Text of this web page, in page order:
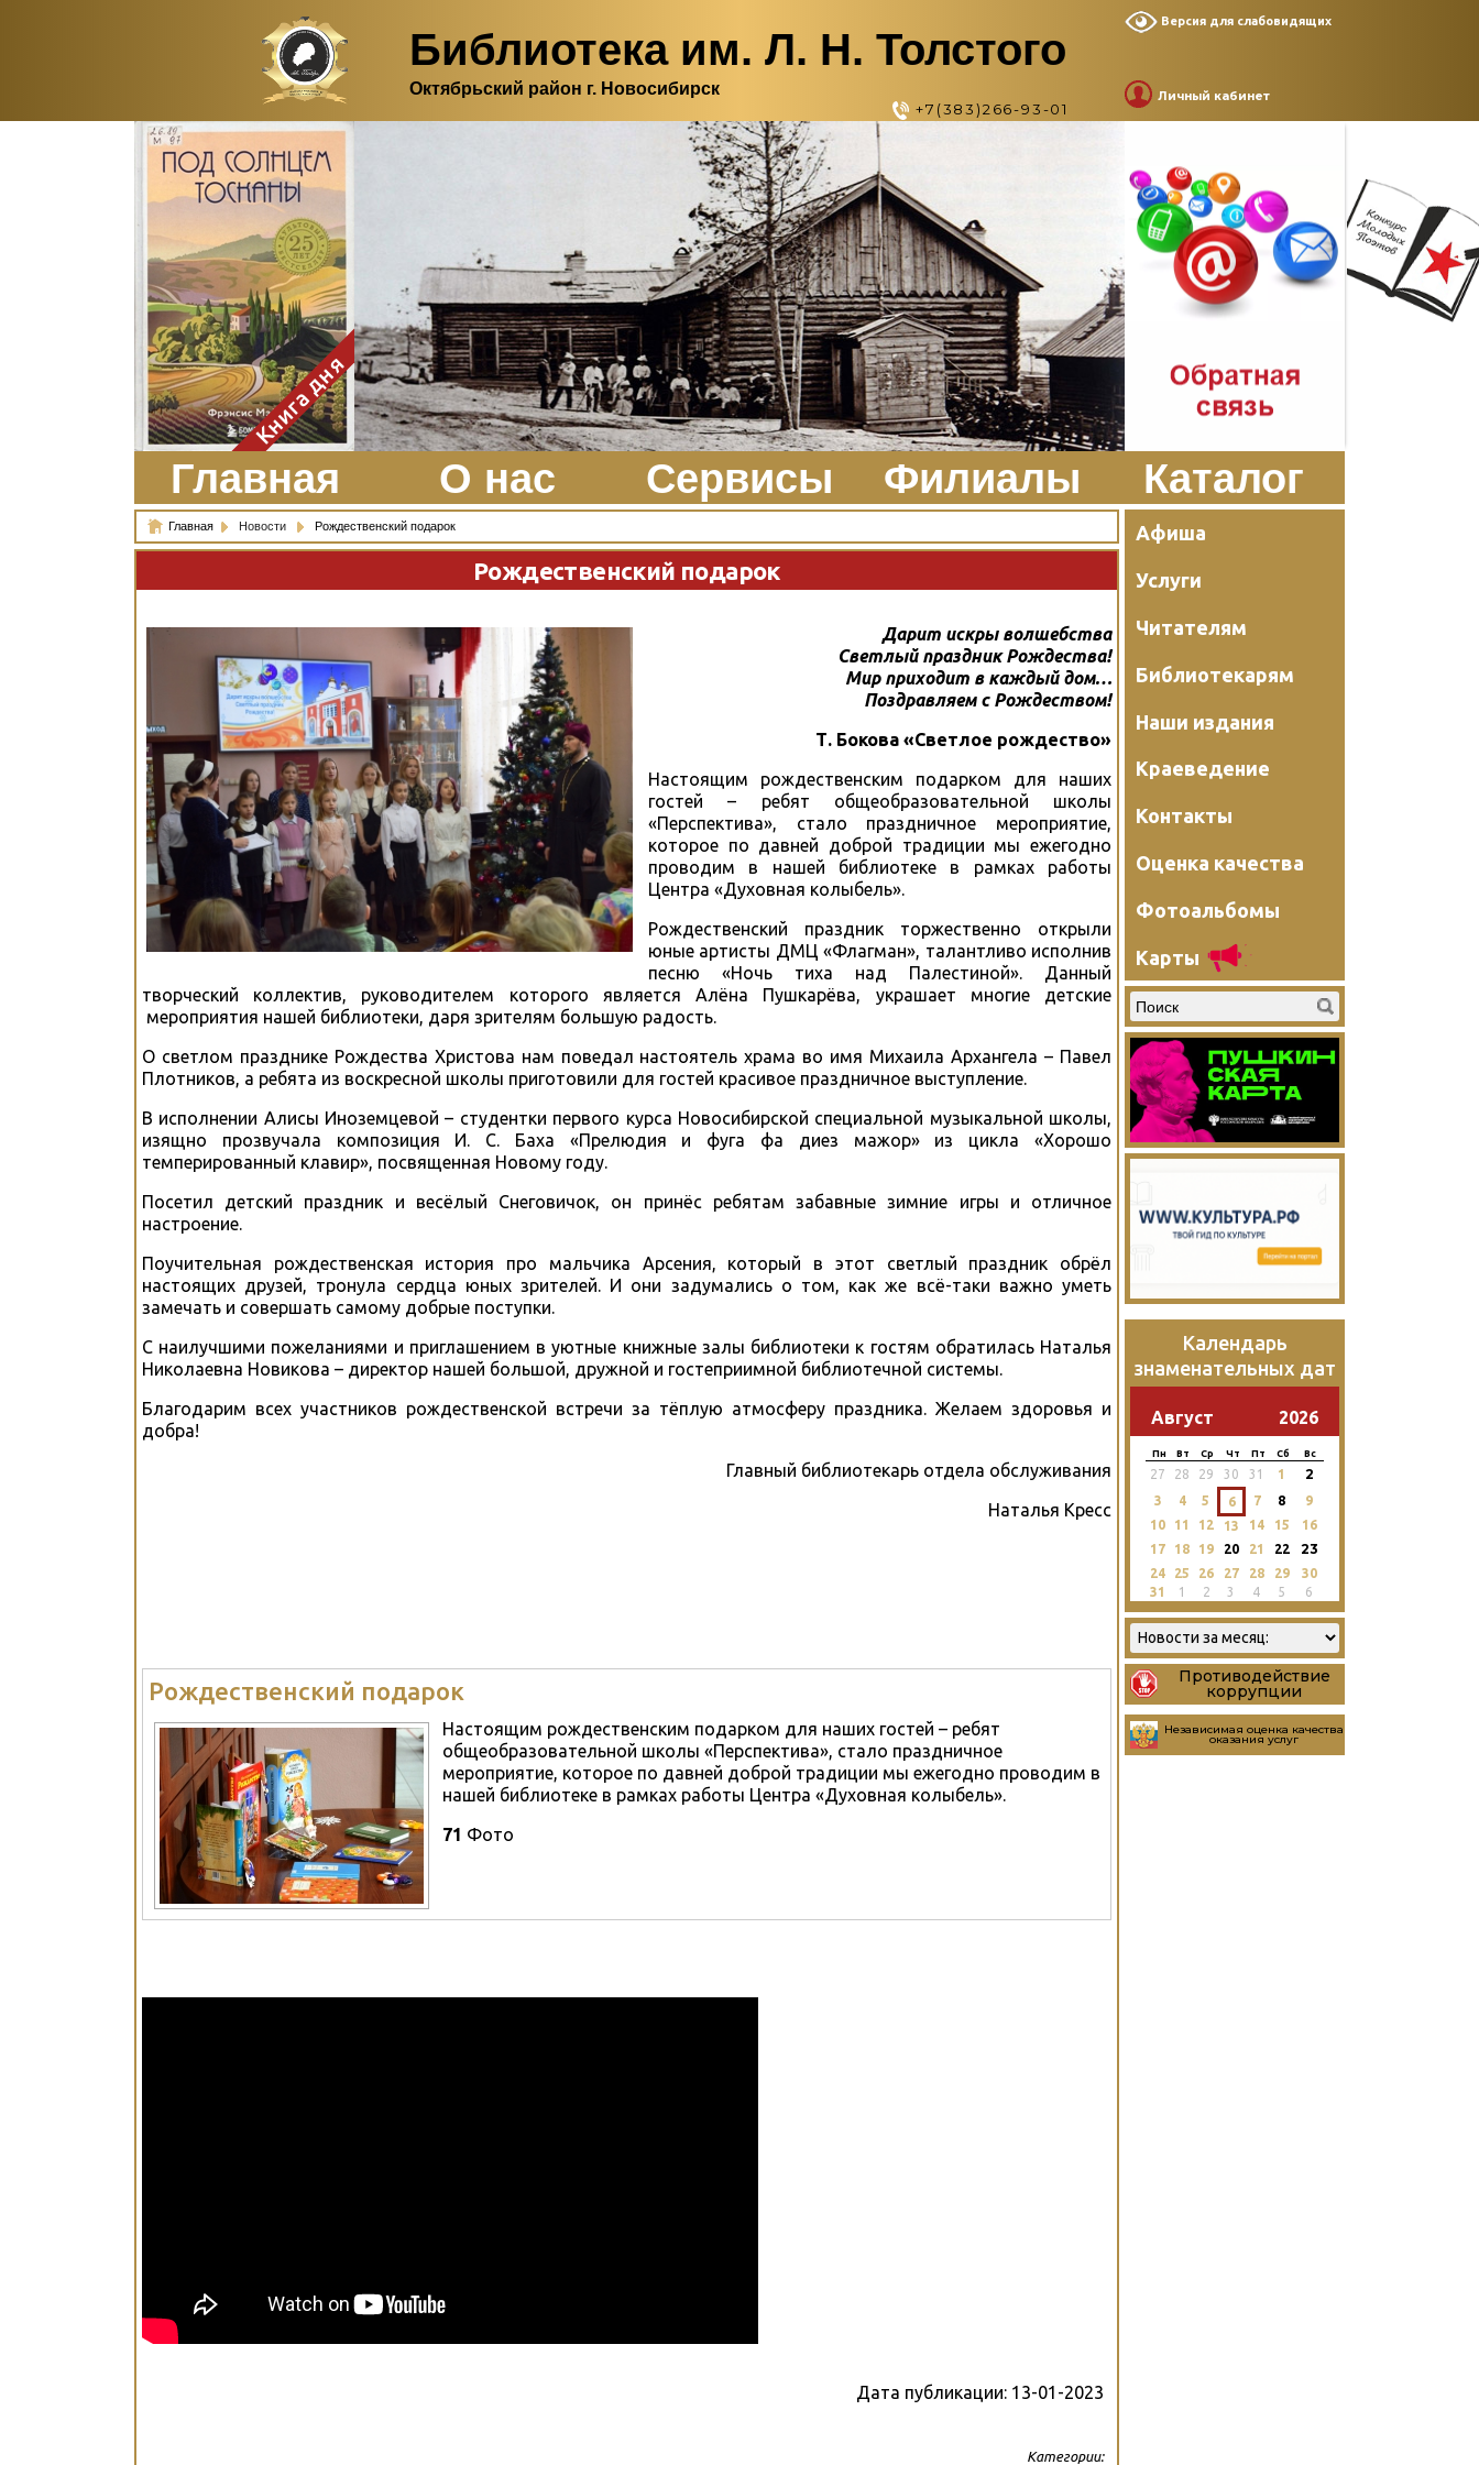
Библиотека им. Л. Н. Толстого
Октябрьский район г. Новосибирск
+7(383)266-93-01
Версия для слабовидящих
Личный кабинет
Здесь, в своем
итальянском доме, я вновь
испытала первичную
радость единения с
природой. Дом открыт
для бабочек, стрекоз, пчёл
или всех, кто пожелает
влететь в одно окно и
вылететь из другого. Едим
мы почти всегда во
дворе. Во мне настолько
возродился здравый
смысл моей матери -
умение наслаждаться
настоящим и не спешить, -
что даже нашлось время
отполировать до блеска
оконное стекло.
ЗаказатьКнига дня
Главная О нас Сервисы Филиалы Каталог
Главная Новости Рождественский подарок
Рождественский подарок
Дарит искры волшебства
Светлый праздник Рождества!
Мир приходит в каждый дом…
Поздравляем с Рождеством!
Т. Бокова «Светлое рождество»
Настоящим рождественским подарком для наших
гостей – ребят общеобразовательной школы
«Перспектива», стало праздничное мероприятие,
которое по давней доброй традиции мы ежегодно
проводим в нашей библиотеке в рамках работы
Центра «Духовная колыбель».
Рождественский праздник торжественно открыли
юные артисты ДМЦ «Флагман», талантливо исполнив
песню «Ночь тиха над Палестиной». Данный
творческий коллектив, руководителем которого является Алёна Пушкарёва, украшает многие детские
мероприятия нашей библиотеки, даря зрителям большую радость.
О светлом празднике Рождества Христова нам поведал настоятель храма во имя Михаила Архангела – Павел
Плотников, а ребята из воскресной школы приготовили для гостей красивое праздничное выступление.
В исполнении Алисы Иноземцевой – студентки первого курса Новосибирской специальной музыкальной школы,
изящно прозвучала композиция И. С. Баха «Прелюдия и фуга фа диез мажор» из цикла «Хорошо
темперированный клавир», посвященная Новому году.
Посетил детский праздник и весёлый Снеговичок, он принёс ребятам забавные зимние игры и отличное
настроение.
Поучительная рождественская история про мальчика Арсения, который в этот светлый праздник обрёл
настоящих друзей, тронула сердца юных зрителей. И они задумались о том, как же всё-таки важно уметь
замечать и совершать самому добрые поступки.
С наилучшими пожеланиями и приглашением в уютные книжные залы библиотеки к гостям обратилась Наталья
Николаевна Новикова – директор нашей большой, дружной и гостеприимной библиотечной системы.
Благодарим всех участников рождественской встречи за тёплую атмосферу праздника. Желаем здоровья и
добра!
Главный библиотекарь отдела обслуживания
Наталья Кресс
Рождественский подарок
Настоящим рождественским подарком для наших гостей – ребят
общеобразовательной школы «Перспектива», стало праздничное
мероприятие, которое по давней доброй традиции мы ежегодно проводим в
нашей библиотеке в рамках работы Центра «Духовная колыбель».
71 Фото
Дата публикации: 13-01-2023
Категории:
Афиша
Услуги
Читателям
Библиотекарям
Наши издания
Краеведение
Контакты
Оценка качества
Фотоальбомы
Карты
Календарь
знаменательных дат
Август 2026
Пн Вт Ср Чт Пт Сб Вс
27 28 29 30 31 1 2
3 4 5 6 7 8
9
10
11 12 13 14 15
16
17
18 19 20 21 22 23
24 25 26 27 28 29
30
31
1 2 3 4 5 6
Противодействие
коррупции
Независимая оценка качества
оказания услуг